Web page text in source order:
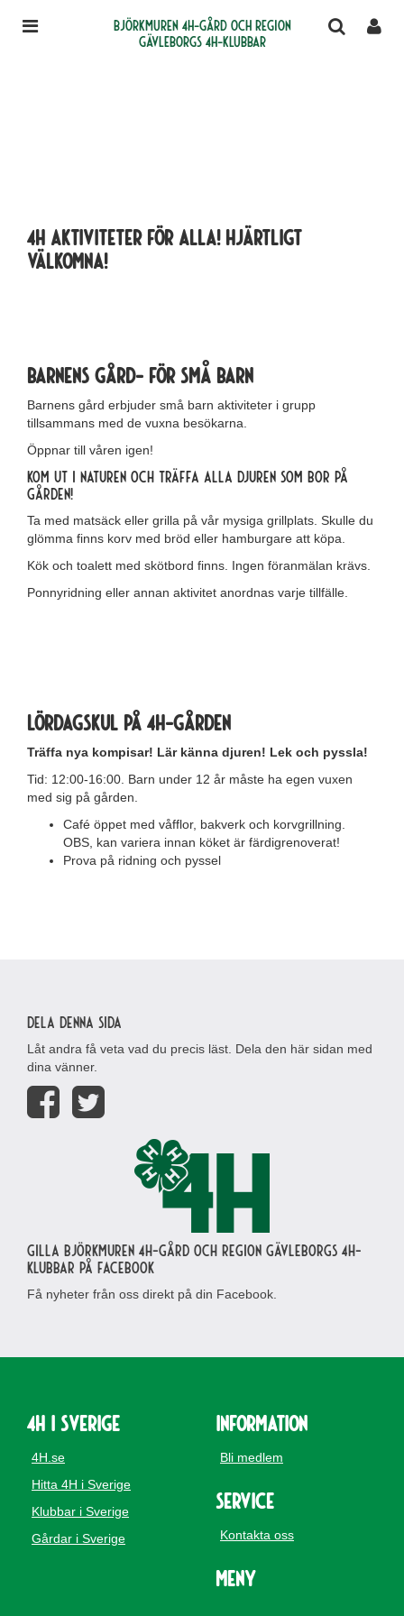
Björkmuren 4H-gård och region
Gävleborgs 4H-klubbar
4H aktiviteter för alla! Hjärtligt
välkomna!
Barnens gård- FÖR SMÅ BARN
Barnens gård erbjuder små barn aktiviteter i grupp
tillsammans med de vuxna besökarna.
Öppnar till våren igen!
Kom ut i naturen och träffa alla djuren som bor på
gården!
Ta med matsäck eller grilla på vår mysiga grillplats. Skulle du
glömma finns korv med bröd eller hamburgare att köpa.
Kök och toalett med skötbord finns. Ingen föranmälan krävs.
Ponnyridning eller annan aktivitet anordnas varje tillfälle.
LÖRDAGSKUL på 4H-gården
Träffa nya kompisar! Lär känna djuren! Lek och pyssla!
Tid: 12:00-16:00. Barn under 12 år måste ha egen vuxen
med sig på gården.
Café öppet med våfflor, bakverk och korvgrillning.
OBS, kan variera innan köket är färdigrenoverat!
Prova på ridning och pyssel
Dela denna sida
Låt andra få veta vad du precis läst. Dela den här sidan med
dina vänner.
Gilla Björkmuren 4H-gård och region Gävleborgs 4H-
klubbar på Facebook
Få nyheter från oss direkt på din Facebook.
4H i Sverige
4H.se
Hitta 4H i Sverige
Klubbar i Sverige
Gårdar i Sverige
Information
Bli medlem
Service
Kontakta oss
Meny